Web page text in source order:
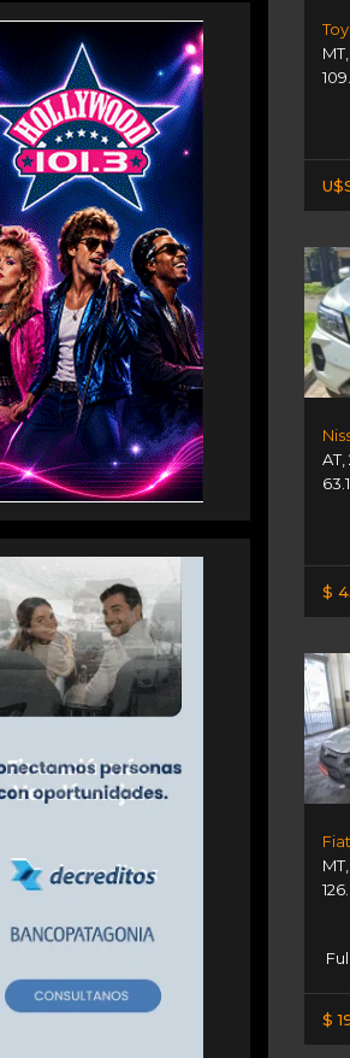
MT
AT,
$
MT
$